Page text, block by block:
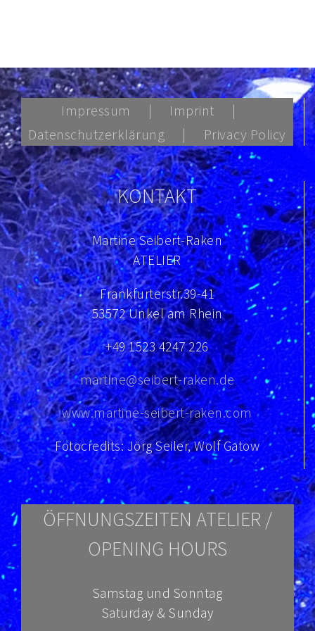
Impressum
Imprint
Datenschutzerklärung
Privacy Policy
KONTAKT
Martine Seibert-Raken
ATELIER
Frankfurterstr.39-41
53572 Unkel am Rhein
+49 1523 4247 226
martine@seibert-raken.de
www.martine-seibert-raken.com
Fotocredits: Jörg Seiler, Wolf Gatow
ÖFFNUNGSZEITEN ATELIER /
OPENING HOURS
Samstag und Sonntag
Saturday & Sunday